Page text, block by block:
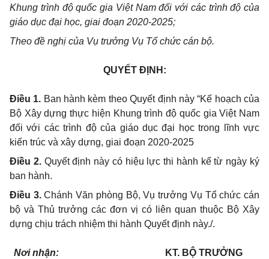
Khung trình độ quốc gia Việt Nam đối với các trình độ của
giáo dục đại học, giai đoạn 2020-2025;
Theo đề nghị của Vụ trưởng Vụ Tổ chức cán bộ.
QUYẾT ĐỊNH:
Điều 1. Ban hành kèm theo Quyết định này “Kế hoạch của
Bộ Xây dựng thực hiện Khung trình độ quốc gia Việt Nam
đối với các trình độ của giáo dục đại học trong lĩnh vực
kiến trúc và xây dựng, giai đoạn 2020-2025
Điều 2.Quyết định này có hiệu lực thi hành kể từ ngày ký
ban hành.
Điều 3.Chánh Văn phòng Bộ, Vụ trưởng Vụ Tổ chức cán
bộ và Thủ trưởng các đơn vị có liên quan thuộc Bộ Xây
dựng chịu trách nhiệm thi hành Quyết định này./.
Nơi nhận:
KT. BỘ TRƯỞNG